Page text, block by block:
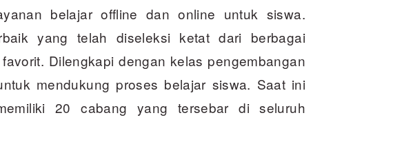
belajar offline dan online untuk siswa.
yang telah diseleksi ketat dari berbagai
Dilengkapi dengan kelas pengembangan
mendukung proses belajar siswa. Saat ini
20 cabang yang tersebar di seluruh